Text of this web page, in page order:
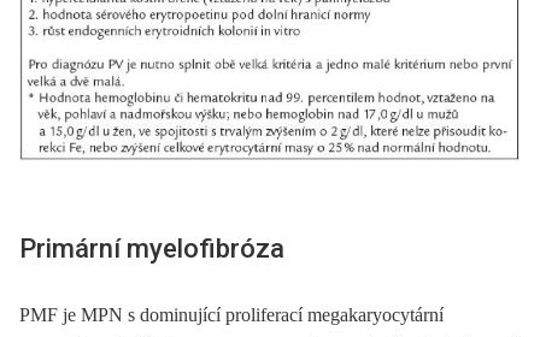
Primární myelofibróza
PMF je MPN s dominující proliferací megakaryocytární